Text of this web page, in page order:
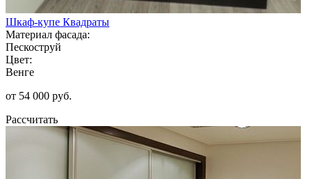
Шкаф-купе Квадраты
Материал фасада:
Пескоструй
Цвет:
Венге
от 54 000 руб.
Рассчитать